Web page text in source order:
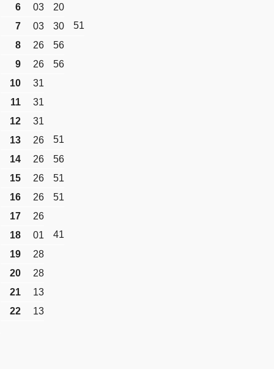
6
03
20
7
03 30
51
8
26
56
9
26
56
10
31
11
31
12
31
13
26
51
14
26
56
15
26
51
16
26
51
17
26
18
01
41
19
28
20
28
21
13
22
13